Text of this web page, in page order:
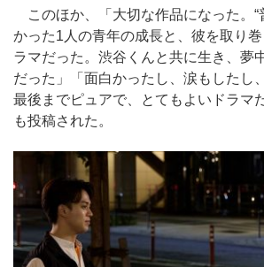
このほか、「大切な作品になった。“
かった1人の青年の成長と、彼を取り
ラマだった。渋谷くんと共に生き、夢
だった」「面白かったし、涙もしたし
最後までピュアで、とてもよいドラマ
も投稿された。